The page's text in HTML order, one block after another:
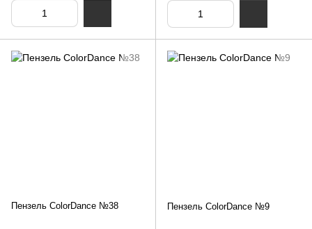
Пензель ColorDance №38 Пензель ColorDance №9